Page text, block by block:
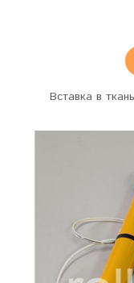
Вставка в